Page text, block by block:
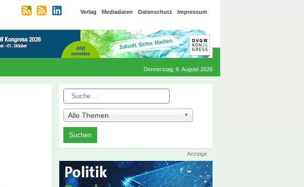
Verlag Mediadaten Datenschutz Impressum
Donnerstag, 6. August 2026
Suche
Alle Themen
Anzeige